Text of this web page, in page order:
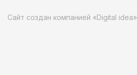
Сайт создан компанией «Digital idea»